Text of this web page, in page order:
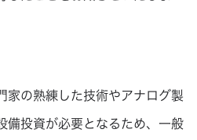
家の熟練した技術やアナログ製
備投資が必要となるため、一般